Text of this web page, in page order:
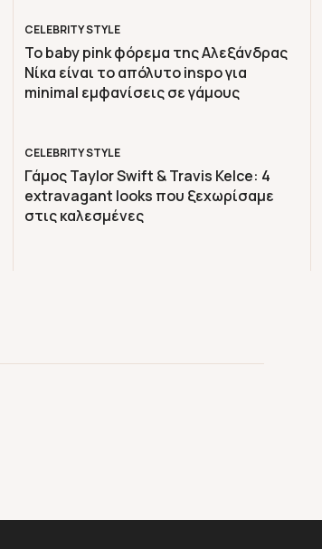
CELEBRITY STYLE
Το baby pink φόρεμα της Αλεξάνδρας
Νίκα είναι το απόλυτο inspo για
minimal εμφανίσεις σε γάμους
CELEBRITY STYLE
Γάμος Taylor Swift & Travis Kelce: 4
extravagant looks που ξεχωρίσαμε
στις καλεσμένες